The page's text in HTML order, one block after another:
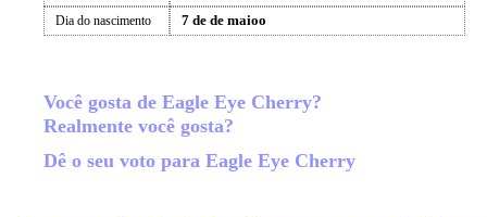
Dia do nascimento 7 de de maioo
Você gosta de Eagle Eye Cherry?
Realmente você gosta?
Dê o seu voto para Eagle Eye Cherry